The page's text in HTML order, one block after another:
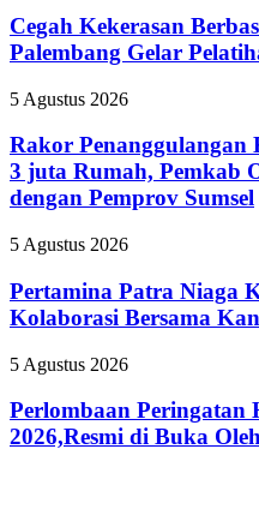
Siap
Tampil
Ikonik
Berbasis
Gender
Online,
Palembang
Pelatihan
Literasi
Digital
Cegah Kekerasan
Palembang Gelar
Rakor
Kemiskinan
dan
Program
3
Rumah,
OKUS
Perkuat
dengan
Pemprov
Sumsel
5 Agustus 2026
Rakor Penanggulangan
3 juta Rumah, Pemkab
dengan Pemprov Sumsel
Pertamina
Niaga
Kilang
Plaju
Kolaborasi
Kanwil
Kemenkum
5 Agustus 2026
Pertamina Patra Niaga
Kolaborasi Bersama
Perlombaan
HUT
RI
ke-
5 Agustus 2026
Perlombaan Peringatan
2026,Resmi di Buka